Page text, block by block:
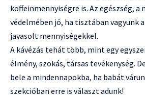
koffeinmennyiségre is. Az egészség, a
védelmében jó, ha tisztában vagyunk
javasolt mennyiségekkel.
A kávézás tehát több, mint egy
élmény, szokás, társas tevékenység.
bele a mindennapokba, ha babát
szekcióban erre is választ adunk!